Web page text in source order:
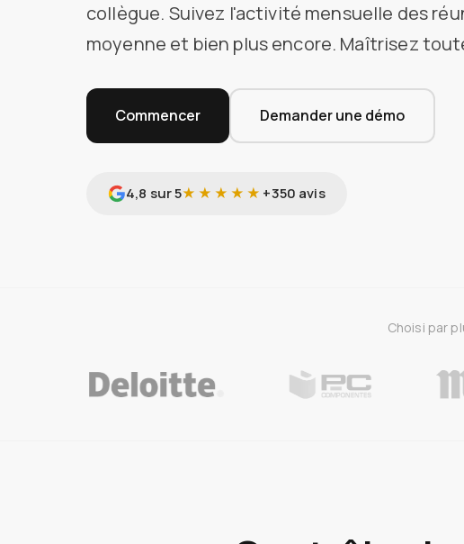
collègue. Suivez l'activité mensuelle des
moyenne et bien plus encore. Maîtrisez
Commencer Demander une démo
4,8 sur 5★★★★★ +350 avis
Choisi par